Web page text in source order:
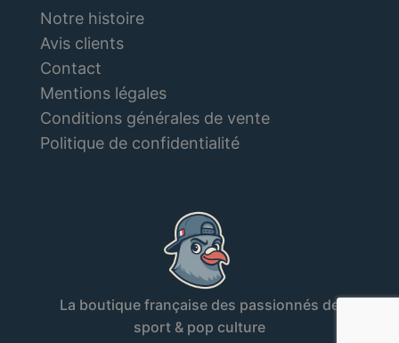
Notre histoire
Avis clients
Contact
Mentions légales
Conditions générales de vente
Politique de confidentialité
La boutique française des passionnés de
sport & pop culture